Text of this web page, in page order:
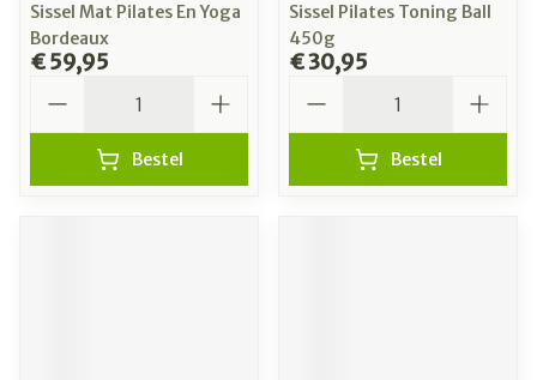
Sissel Mat Pilates En Yoga
Bordeaux
€ 59,95
Bestel
Sissel Pilates Toning Ball
450g
€ 30,95
Bestel